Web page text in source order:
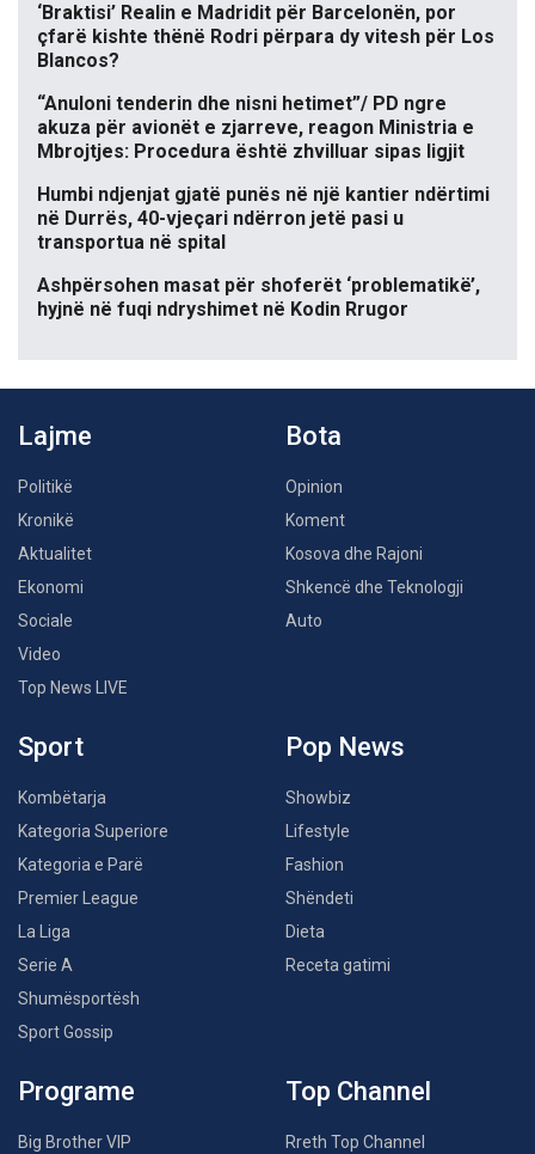
‘Braktisi’ Realin e Madridit për Barcelonën, por
çfarë kishte thënë Rodri përpara dy vitesh për Los
Blancos?
“Anuloni tenderin dhe nisni hetimet”/ PD ngre
akuza për avionët e zjarreve, reagon Ministria e
Mbrojtjes: Procedura është zhvilluar sipas ligjit
Humbi ndjenjat gjatë punës në një kantier ndërtimi
në Durrës, 40-vjeçari ndërron jetë pasi u
transportua në spital
Ashpërsohen masat për shoferët ‘problematikë’,
hyjnë në fuqi ndryshimet në Kodin Rrugor
Lajme
Politikë
Kronikë
Aktualitet
Ekonomi
Sociale
Video
Top News LIVE
Bota
Opinion
Koment
Kosova dhe Rajoni
Shkencë dhe Teknologji
Auto
Sport
Kombëtarja
Kategoria Superiore
Kategoria e Parë
Premier League
La Liga
Serie A
Shumësportësh
Sport Gossip
Pop News
Showbiz
Lifestyle
Fashion
Shëndeti
Dieta
Receta gatimi
Programe
Big Brother VIP
Top Channel
Rreth Top Channel